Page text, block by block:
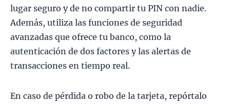
lugar seguro y de no compartir tu PIN con nadie.
Además, utiliza las funciones de seguridad
avanzadas que ofrece tu banco, como la
autenticación de dos factores y las alertas de
transacciones en tiempo real.
En caso de pérdida o robo de la tarjeta, repórtalo